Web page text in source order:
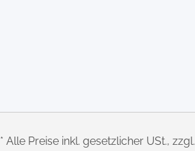
* Alle Preise inkl. gesetzlicher USt., zzgl.